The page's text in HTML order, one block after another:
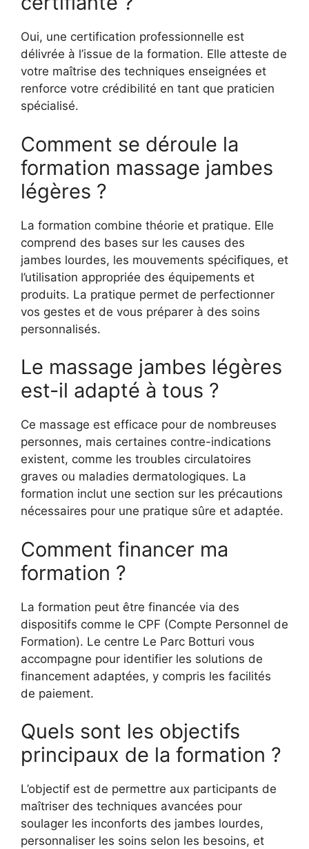
Oui, une certification professionnelle est
délivrée à l’issue de la formation. Elle atteste de
votre maîtrise des techniques enseignées et
renforce votre crédibilité en tant que praticien
spécialisé.
Comment se déroule la
formation massage jambes
légères ?
La formation combine théorie et pratique. Elle
comprend des bases sur les causes des
jambes lourdes, les mouvements spécifiques, et
l’utilisation appropriée des équipements et
produits. La pratique permet de perfectionner
vos gestes et de vous préparer à des soins
personnalisés.
Le massage jambes légères
est-il adapté à tous ?
Ce massage est efficace pour de nombreuses
personnes, mais certaines contre-indications
existent, comme les troubles circulatoires
graves ou maladies dermatologiques. La
formation inclut une section sur les précautions
nécessaires pour une pratique sûre et adaptée.
Comment financer ma
formation ?
La formation peut être financée via des
dispositifs comme le CPF (Compte Personnel de
Formation). Le centre Le Parc Botturi vous
accompagne pour identifier les solutions de
financement adaptées, y compris les facilités
de paiement.
Quels sont les objectifs
principaux de la formation ?
L’objectif est de permettre aux participants de
maîtriser des techniques avancées pour
soulager les inconforts des jambes lourdes,
personnaliser les soins selon les besoins, et